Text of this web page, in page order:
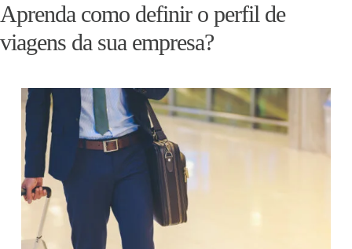
Aprenda como definir o perfil de
viagens da sua empresa?